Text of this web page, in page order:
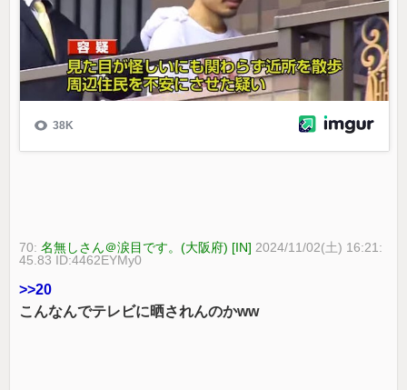
70:名無しさん＠涙目です。(大阪府) [IN] 2024/11/02(土) 16:21:
45.83 ID:4462EYMy0
>>20
こんなんでテレビに晒されんのかww